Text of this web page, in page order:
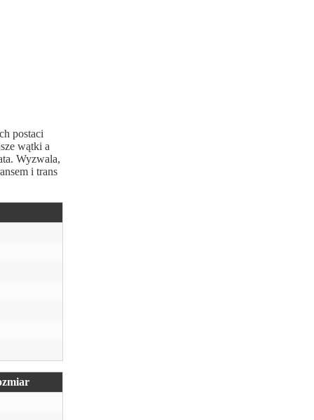
postaci
wątki a
Wyzwala,
i trans